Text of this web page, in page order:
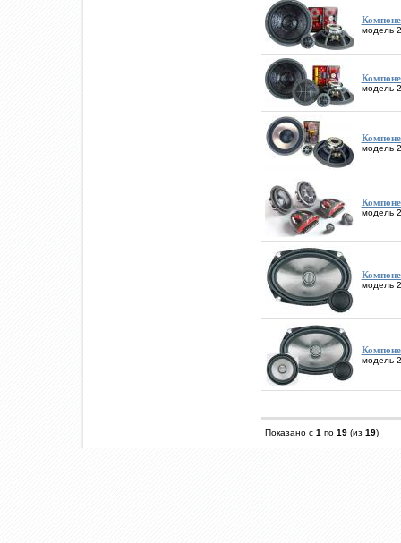
модель
модель
модель
модель
модель
модель
Показано с 1 по 19(из 19)